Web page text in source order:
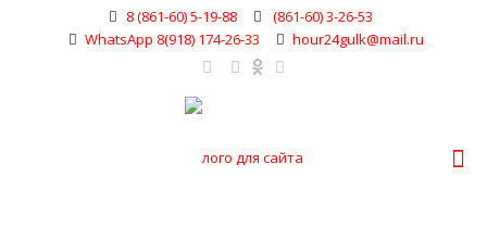
8 (861-60) 5-19-88
(861-60) 3-26-53
WhatsApp 8(918) 174-26-33
hour24gulk@mail.ru